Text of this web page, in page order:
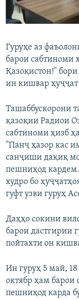
ГУЗОРИШҲОИ
Русский
ПАЙГИРӢ КУНЕД
Ҳамаи
Гуруҳе аз
барои сабтиноми
Қазоқистон!"
ин кишвар
Ташаббускорони
қазоқии Радиои
сабтиноми ҳизб
"Панҷ ҳазор кас
санҷиши дақиқ
пешниҳод
худро бо
гуфт узви гуруҳ
Даҳҳо сокини
барои дастгирии
пойтахти он
Ин гуруҳ 5 май, 18
октябр ҳам барои
пешниҳод карда